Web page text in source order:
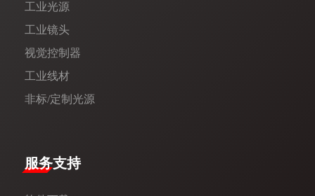
工业光源
工业镜头
视觉控制器
工业线材
非标/定制光源
服务支持